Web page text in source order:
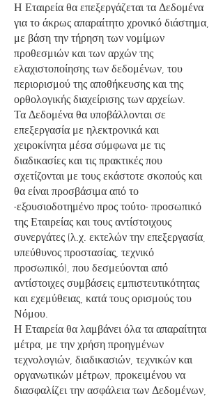
Η Εταιρεία θα επεξεργάζεται τα Δεδομένα
για το άκρως απαραίτητο χρονικό διάστημα,
με βάση την τήρηση των νομίμων
προθεσμιών και των αρχών της
ελαχιστοποίησης των δεδομένων, του
περιορισμού της αποθήκευσης και της
ορθολογικής διαχείρισης των αρχείων.
Τα Δεδομένα θα υποβάλλονται σε
επεξεργασία με ηλεκτρονικά και
χειροκίνητα μέσα σύμφωνα με τις
διαδικασίες και τις πρακτικές που
σχετίζονται με τους εκάστοτε σκοπούς και
θα είναι προσβάσιμα από το
-εξουσιοδοτημένο προς τούτο- προσωπικό
της Εταιρείας και τους αντίστοιχους
συνεργάτες (λ.χ. εκτελών την επεξεργασία,
υπεύθυνος προστασίας, τεχνικό
προσωπικό), που δεσμεύονται από
αντίστοιχες συμβάσεις εμπιστευτικότητας
και εχεμύθειας, κατά τους ορισμούς του
Νόμου.
Η Εταιρεία θα λαμβάνει όλα τα απαραίτητα
μέτρα, με την χρήση προηγμένων
τεχνολογιών, διαδικασιών, τεχνικών και
οργανωτικών μέτρων, προκειμένου να
διασφαλίζει την ασφάλεια των Δεδομένων,